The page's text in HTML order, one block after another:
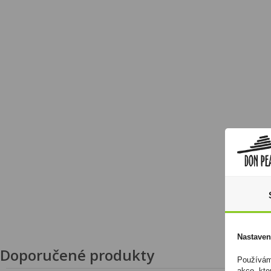
Doporučené produkty